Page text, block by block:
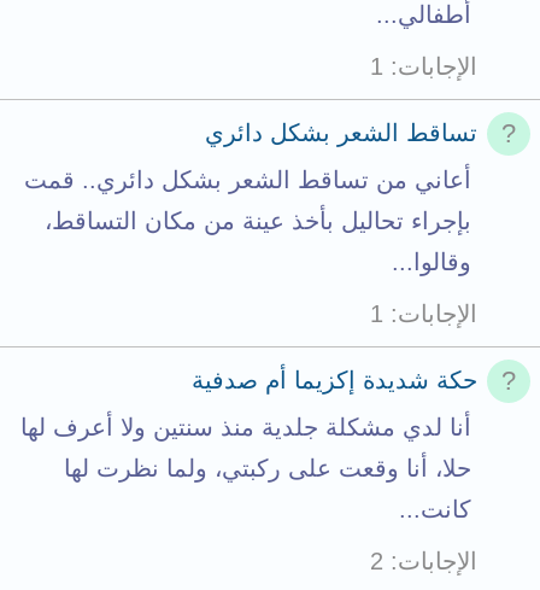
أطفالي...
الإجابات
1
تساقط الشعر بشكل دائري
أعاني من تساقط الشعر بشكل دائري.. قمت
بإجراء تحاليل بأخذ عينة من مكان التساقط،
وقالوا...
الإجابات
1
حكة شديدة إكزيما أم صدفية
أنا لدي مشكلة جلدية منذ سنتين ولا أعرف لها
حلا، أنا وقعت على ركبتي، ولما نظرت لها
كانت...
الإجابات
2